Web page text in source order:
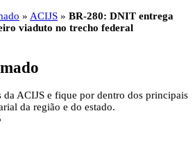
» ACIJS » BR-280: DNIT entrega
viaduto no trecho federal
da ACIJS e fique por dentro dos principais
da região e do estado.